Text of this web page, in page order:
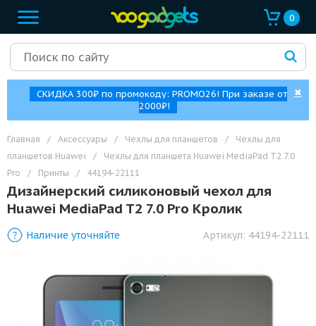
0
СКИДКА 300₽ по промокоду: PROMO26! При заказе от
2000₽!
✖
Главная / Аксессуары / Чехлы для планшетов /
Чехлы для
планшетов Huawei
/
Чехлы для планшета Huawei MediaPad T2 7.0
Pro
/ Принты / 44194-22111
Дизайнерский силиконовый чехол для
Huawei MediaPad T2 7.0 Pro Кролик
Наличие уточняйте Артикул: 44194-22111